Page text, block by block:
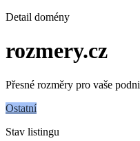
Detail domény
rozmery.cz
Přesné rozměry pro vaše
Ostatní
Stav listingu